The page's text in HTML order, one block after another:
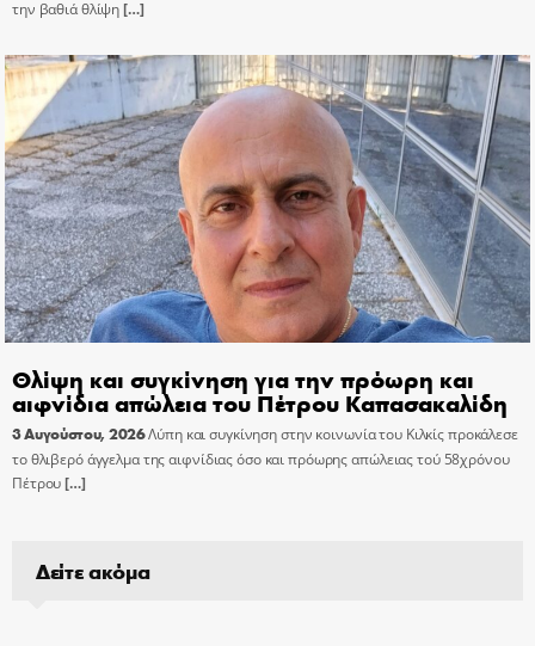
την βαθιά θλίψη[…]
Θλίψη και συγκίνηση για την πρόωρη και
αιφνίδια απώλεια του Πέτρου Καπασακαλίδη
3 Αυγούστου, 2026Λύπη και συγκίνηση στην κοινωνία του Κιλκίς προκάλεσε
το θλιβερό άγγελμα της αιφνίδιας όσο και πρόωρης απώλειας τού 58χρόνου
Πέτρου[…]
Δείτε ακόμα